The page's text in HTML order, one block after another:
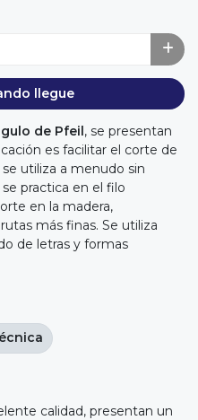
llegue
de Pfeil, se presentan
es facilitar el corte de
utiliza a menudo sin
practica en el filo
en la madera,
más finas. Se utiliza
de letras y formas
calidad, presentan un